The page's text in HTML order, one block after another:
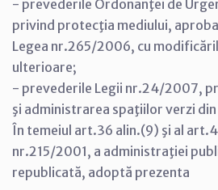
- prevederile Ordonanţei de
privind protecţia mediului,
Legea nr.265/2006, cu
ulterioare;
- prevederile Legii nr.24/2007,
şi administrarea spaţiilor verzi
În temeiul art.36 alin.(9) şi al
nr.215/2001, a administraţiei
republicată, adoptă prezenta